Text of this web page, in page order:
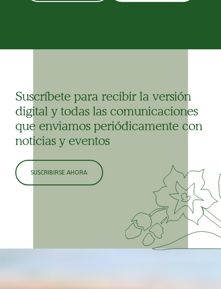
Suscríbete para recibir la versión
digital y todas las comunicaciones
que enviamos periódicamente con
noticias y eventos
SUSCRIBIRSE AHORA